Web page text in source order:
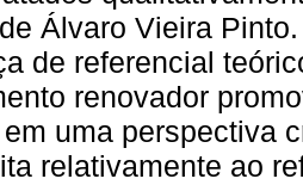
Álvaro Vieira
de referencial
renovador
uma perspectiva
relativamente ao